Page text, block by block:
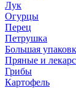
Лук
Огурцы
Перец
Петрушка
Большая
Пряные и
Грибы
Картофель